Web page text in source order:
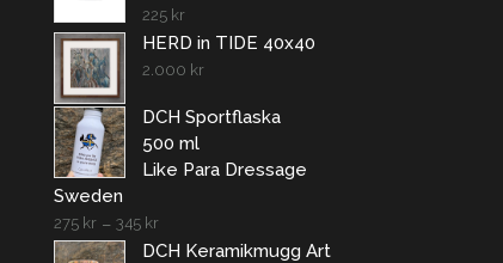
225 kr
HERD in TIDE 40x40
2.000 kr
DCH Sportflaska
500 ml
Like Para Dressage
Sweden
275 kr– 345 kr
DCH Keramikmugg Art